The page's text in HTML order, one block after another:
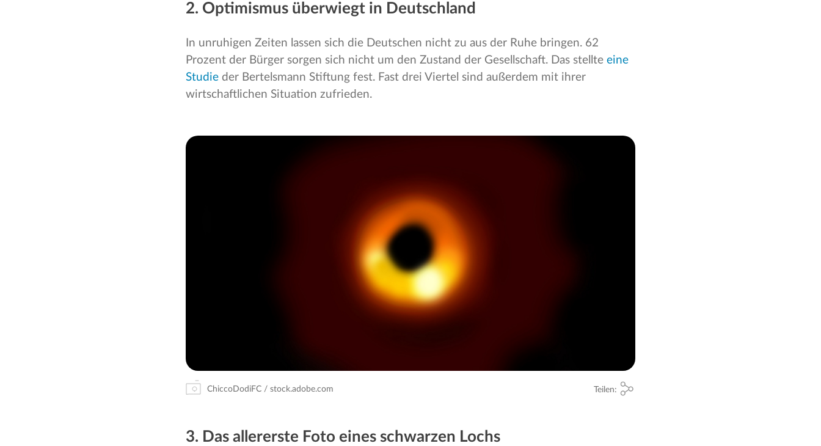
2. Optimismus überwiegt in Deutschland
In unruhigen Zeiten lassen sich die Deutschen nicht zu aus der Ruhe bringen. 62
Prozent der Bürger sorgen sich nicht um den Zustand der Gesellschaft. Das stellte eine
Studie der Bertelsmann Stiftung fest. Fast drei Viertel sind außerdem mit ihrer
wirtschaftlichen Situation zufrieden.
ChiccoDodiFC / stock.adobe.com Teilen:
3. Das allererste Foto eines schwarzen Lochs